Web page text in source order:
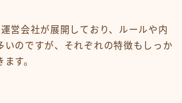
営会社が展開しており、ルールや内
いのですが、それぞれの特徴もしっか
す。